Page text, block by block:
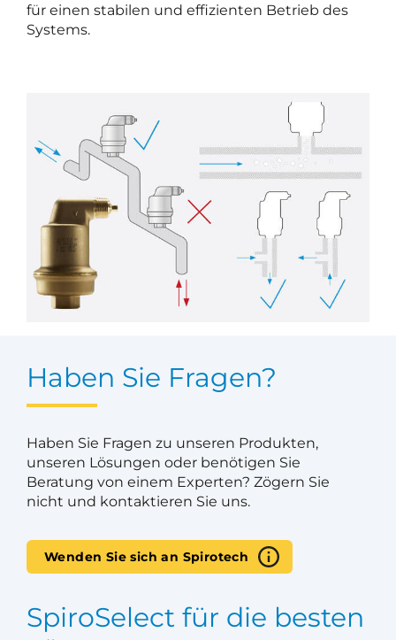
für einen stabilen und effizienten Betrieb des
Systems.
Haben Sie Fragen?
Haben Sie Fragen zu unseren Produkten,
unseren Lösungen oder benötigen Sie
Beratung von einem Experten? Zögern Sie
nicht und kontaktieren Sie uns.
Wenden Sie sich an Spirotech
SpiroSelect für die besten